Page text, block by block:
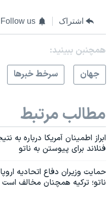
اشتراک Follow us
همچنبن ببینید:
جهان
سرخط خبرها
مطالب مرتبط
ابراز اطمینان آمریکا درباره
فنلاند برای پیوستن به ناتو
حمایت وزیران دفاع اتحادیه
ناتو؛ ترکیه همچنان مخالف است